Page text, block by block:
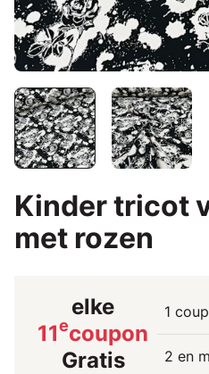
Kinder tricot
met rozen
elke
11ecoupon
Gratis
1
2 en